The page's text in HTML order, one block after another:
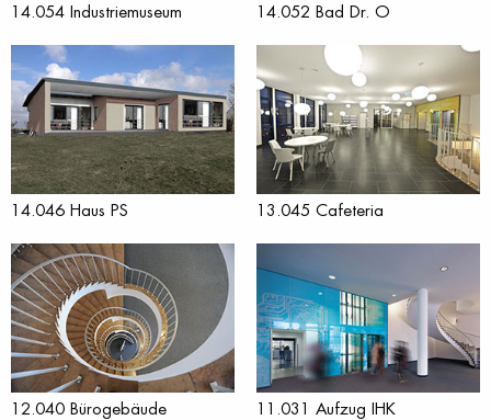
14.054 Industriemuseum 14.052 Bad Dr. O
14.046 Haus PS 13.045 Cafeteria
12.040 Bürogebäude 11.031 Aufzug IHK